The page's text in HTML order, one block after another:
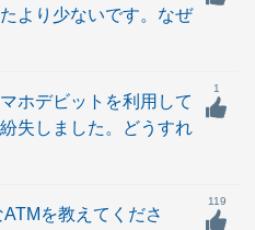
より少ないです。なぜ
ホデビットを利用して
失しました。どうすれ
1
ATMを教えてくださ
119